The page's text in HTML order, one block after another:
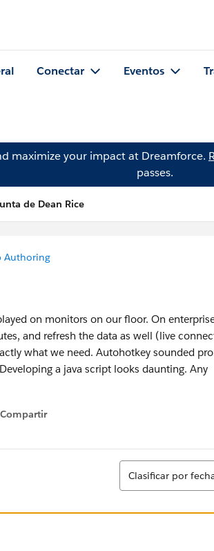
Conectar Eventos
maximize your impact at Dreamforce.
passes.
de Dean Rice
Authoring
on monitors on our floor. On
and refresh the data as well (live
what we need. Autohotkey sounded
a java script looks daunting. Any
Compartir
menu
Ordenar
Clasificar por